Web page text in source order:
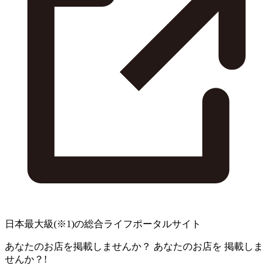
日本最大級(※1)の総合ライフポータルサイト
あなたのお店を掲載しませんか？ あなたのお店を 掲載しま
せんか？!